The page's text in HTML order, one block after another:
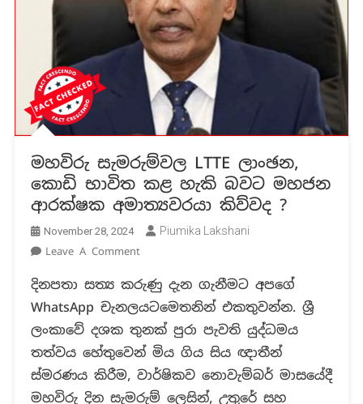
මහවිරු සැමරුම්වල LTTE ලාංඡන,
කොඩි භාවිත කළ හැකි බවට මහජන
ආරක්ෂක අමාත්‍යවරයා කිව්වද ?
November 28, 2024 Piumika Lakshani
Leave A CommentOn
සැමරුම්වල
LTTE
ලාංඡන,
කොඩි
භාවිත
කළ
හැකි
දිනපතා සත්‍ය කරුණු දැන ගැනීමට අපගේ
WhatsApp චැනලයටමෙතනින් එකතුවන්න. ශ්‍රී
ලංකාවේ දශක තුනක් පුරා පැවති යුද්ධමය
තත්වය හේතුවෙන් මිය ගිය සිය ඥාතීන්
ස්මරණය කිරීම, වාර්ෂිකව නොවැම්බර් මාසයේදී
මහවිරු දින සැමරුම් ලෙසින්, උතුරේ සහ